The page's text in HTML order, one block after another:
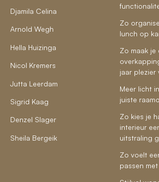
Djamila Celina
Arnold Wegh
Hella Huizinga
Nicol Kremers
Jutta Leerdam
Sigrid Kaag
Denzel Slager
Sheila Bergeik
Zo
lunch op
Zo maak je
jaar plezier
Meer licht
juiste
Zo kies je
interieur
uitstraling
Zo voelt
passen